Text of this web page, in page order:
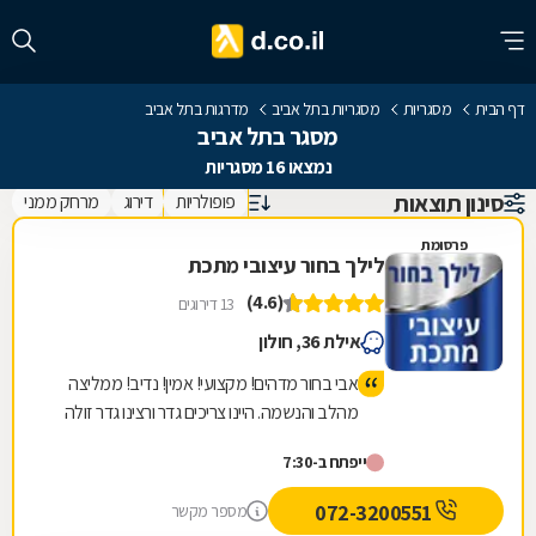
דף הבית מסגריות מסגריות בתל אביב מדרגות בתל אביב
מסגר בתל אביב
נמצאו 16 מסגריות
סינון תוצאות פופולריות דירוג מרחק ממני
פרסומת
לילך בחור עיצובי מתכת
(4.6) 13 דירוגים
אילת 36, חולון
אבי בחור מדהים! מקצועי! אמין! נדיב! ממליצה
מהלב והנשמה. היינו צריכים גדר ורצינו גדר זולה
לא ממליץ על הגדר שרצינו, אבל אנחנו
התעקשנו כי רצינו זול. ביום ההתקנה אבי שם לנו
גדר יותר יקרה כי זה היה בניגוד למה שהמליץ
ייפתח ב-7:30
מספר מקשר